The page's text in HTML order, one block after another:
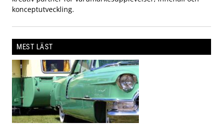
konceptutveckling.
MEST LÄST